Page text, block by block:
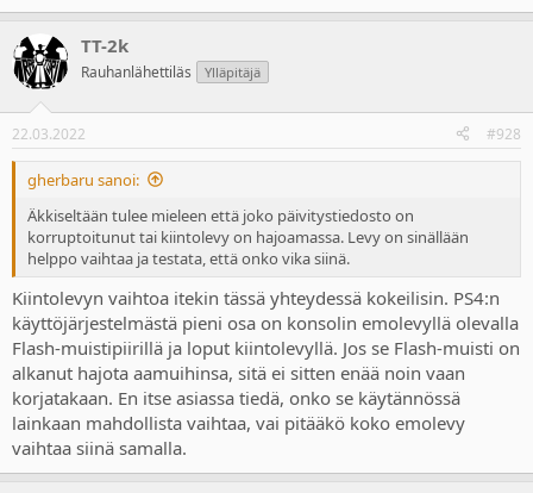
TT-2k
Rauhanlähettiläs Ylläpitäjä
22.03.2022 #928
gherbaru sanoi:
Äkkiseltään tulee mieleen että joko päivitystiedosto on
korruptoitunut tai kiintolevy on hajoamassa. Levy on sinällään
helppo vaihtaa ja testata, että onko vika siinä.
Kiintolevyn vaihtoa itekin tässä yhteydessä kokeilisin. PS4:n
käyttöjärjestelmästä pieni osa on konsolin emolevyllä olevalla
Flash-muistipiirillä ja loput kiintolevyllä. Jos se Flash-muisti on
alkanut hajota aamuihinsa, sitä ei sitten enää noin vaan
korjatakaan. En itse asiassa tiedä, onko se käytännössä
lainkaan mahdollista vaihtaa, vai pitääkö koko emolevy
vaihtaa siinä samalla.